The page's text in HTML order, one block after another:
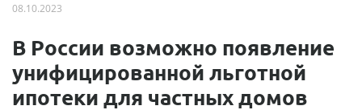
08.10.2023
В России возможно появление
унифицированной льготной
ипотеки для частных домов